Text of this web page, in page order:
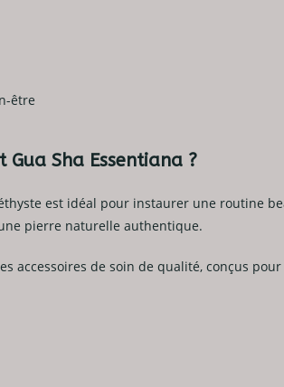
être
Sha Essentiana ?
est idéal pour instaurer une routine
pierre naturelle authentique.
accessoires de soin de qualité, conçus